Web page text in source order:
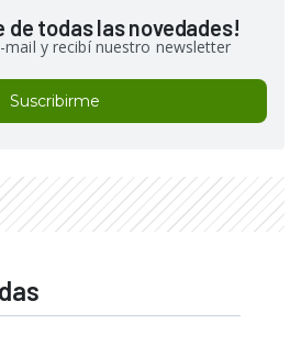
de todas las novedades!
mail y recibí nuestro newsletter
Suscribirme